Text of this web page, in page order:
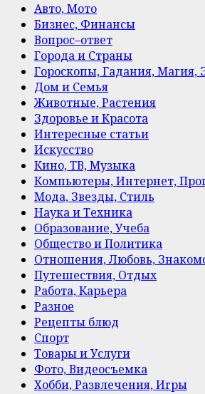
Авто, Мото
Бизнес, Финансы
Вопрос–ответ
Города и Страны
Гороскопы, Гадания, Магия,
Дом и Семья
Животные, Растения
Здоровье и Красота
Интересные статьи
Искусство
Кино, ТВ, Музыка
Компьютеры, Интернет,
Мода, Звезды, Стиль
Наука и Техника
Образование, Учеба
Общество и Политика
Отношения, Любовь,
Путешествия, Отдых
Работа, Карьера
Разное
Рецепты блюд
Спорт
Товары и Услуги
Фото, Видеосъемка
Хобби, Развлечения, Игры